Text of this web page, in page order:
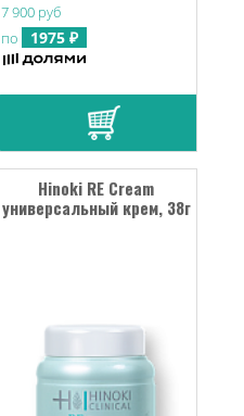
7 900 руб
по
1975 ₽
Hinoki RE Cream
универсальный крем, 38г